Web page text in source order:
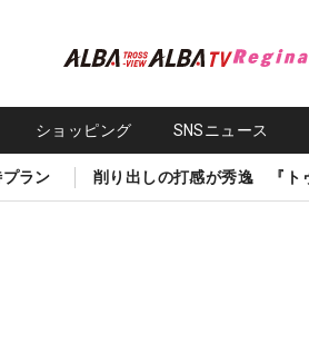
ショッピング SNSニュース
ラン 削り出しの打感が秀逸 『ト